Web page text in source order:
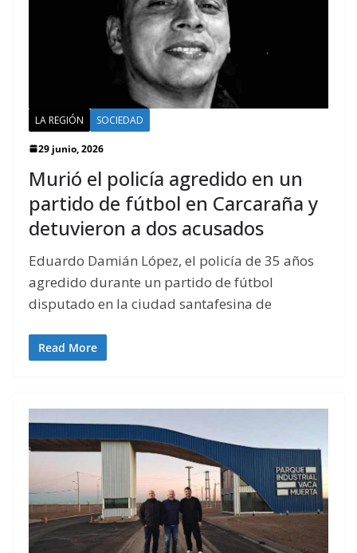
LA REGIÓN SOCIEDAD
29 junio, 2026
Murió el policía agredido en un
partido de fútbol en Carcaraña y
detuvieron a dos acusados
Eduardo Damián López, el policía de 35 años
agredido durante un partido de fútbol
disputado en la ciudad santafesina de
Read More